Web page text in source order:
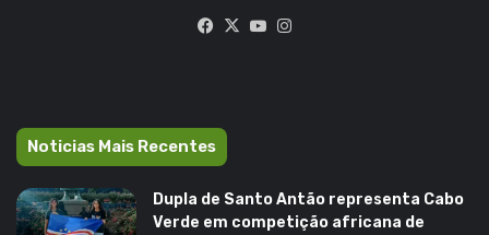
Facebook
X YouTube
Noticias Mais Recentes
Dupla de Santo Antão representa Cabo
Verde em competição africana de